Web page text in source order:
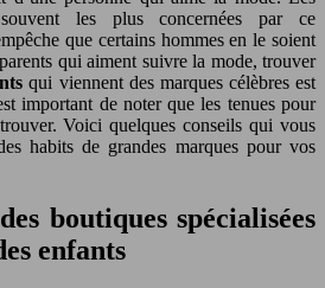
les plus concernées par ce
que certains hommes en le soient
qui aiment suivre la mode, trouver
qui viennent des marques célèbres est
important de noter que les tenues pour
Voici quelques conseils qui vous
habits de grandes marques pour vos
boutiques spécialisées
enfants